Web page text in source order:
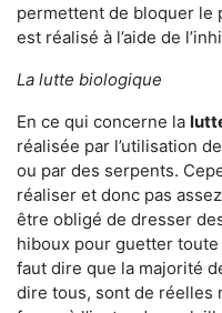
permettent de bloquer le
est réalisé à l’aide de
La lutte biologique
En ce qui concerne la
réalisée par l’utilisation
ou par des serpents.
réaliser et donc pas
être obligé de dresser
hiboux pour guetter
faut dire que la majorité
dire tous, sont de réelles